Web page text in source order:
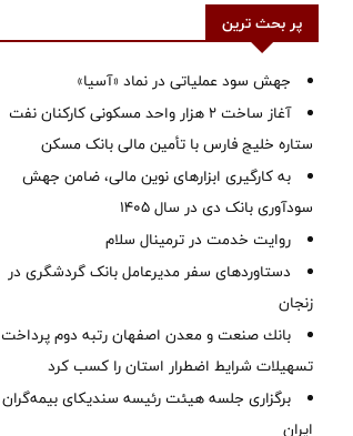
پر بحث ترین
جهش سود عملیاتی در نماد «آسیا»
آغاز ساخت ۲ هزار واحد مسکونی کارکنان نفت
ستاره خلیج فارس با تأمین مالی بانک مسکن
به کارگیری ابزارهای نوین مالی، ضامن جهش
سودآوری بانک دی در سال 1405
روایت خدمت در ترمینال سلام
دستاوردهای سفر مدیرعامل بانک گردشگری در
زنجان
بانك صنعت و معدن اصفهان رتبه دوم پرداخت
تسهیلات شرایط اضطرار استان را كسب كرد
برگزاری جلسه هیئت رئیسه سندیکای بیمه‌گران
ایران